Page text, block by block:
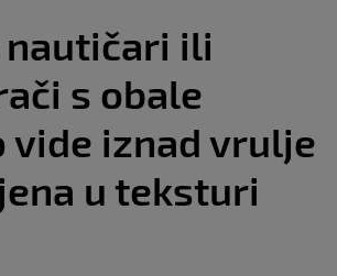
nautičari ili
s obale
vide iznad vrulje
u teksturi